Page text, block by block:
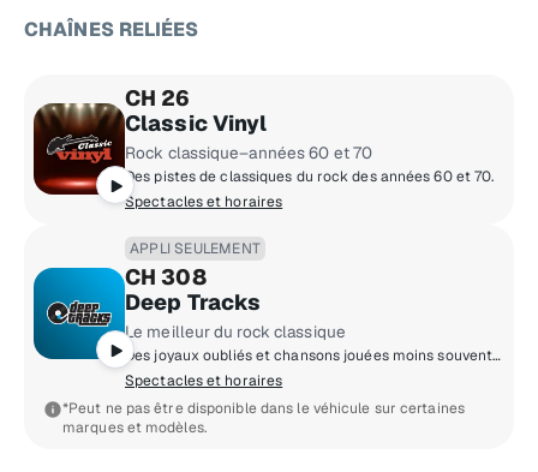
CHAÎNES RELIÉES
CH 26
Classic Vinyl
Rock classique–années 60 et 70
Des pistes de classiques du rock des années 60 et 70.
Spectacles et horaires
APPLI SEULEMENT
CH 308
Deep Tracks
Le meilleur du rock classique
Des joyaux oubliés et chansons jouées moins souvent interprétés par certains des artistes les plus importants du rock classique.
Spectacles et horaires
*Peut ne pas être disponible dans le véhicule sur certaines
marques et modèles.